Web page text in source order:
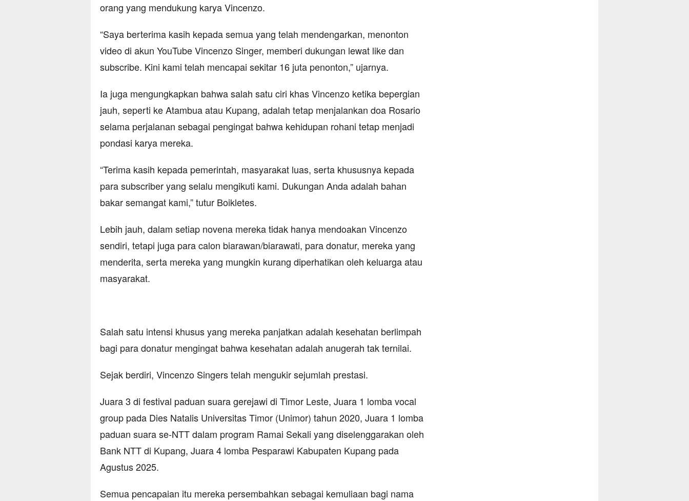
orang yang mendukung karya Vincenzo.
“Saya berterima kasih kepada semua yang telah mendengarkan, menonton
video di akun YouTube Vincenzo Singer, memberi dukungan lewat like dan
subscribe. Kini kami telah mencapai sekitar 16 juta penonton,” ujarnya.
Ia juga mengungkapkan bahwa salah satu ciri khas Vincenzo ketika bepergian
jauh, seperti ke Atambua atau Kupang, adalah tetap menjalankan doa Rosario
selama perjalanan sebagai pengingat bahwa kehidupan rohani tetap menjadi
pondasi karya mereka.
“Terima kasih kepada pemerintah, masyarakat luas, serta khususnya kepada
para subscriber yang selalu mengikuti kami. Dukungan Anda adalah bahan
bakar semangat kami,” tutur Boikletes.
Lebih jauh, dalam setiap novena mereka tidak hanya mendoakan Vincenzo
sendiri, tetapi juga para calon biarawan/biarawati, para donatur, mereka yang
menderita, serta mereka yang mungkin kurang diperhatikan oleh keluarga atau
masyarakat.
Salah satu intensi khusus yang mereka panjatkan adalah kesehatan berlimpah
bagi para donatur mengingat bahwa kesehatan adalah anugerah tak ternilai.
Sejak berdiri, Vincenzo Singers telah mengukir sejumlah prestasi.
Juara 3 di festival paduan suara gerejawi di Timor Leste, Juara 1 lomba vocal
group pada Dies Natalis Universitas Timor (Unimor) tahun 2020, Juara 1 lomba
paduan suara se-NTT dalam program Ramai Sekali yang diselenggarakan oleh
Bank NTT di Kupang, Juara 4 lomba Pesparawi Kabupaten Kupang pada
Agustus 2025.
Semua pencapaian itu mereka persembahkan sebagai kemuliaan bagi nama